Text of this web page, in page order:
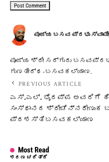
ಪೂಜ್ಯ ಬಸವ ಪ್ರಭು
ಪೂಜ್ಯ ಶ್ರೀ ಸದ್ಗುರು
ಗುಣತೀರ್ಥ-ಬಸವಕಲ್ಯಾಣ.
PREVIOUS ARTICLE
ಎಸ್.ಎಲ್. ಭೈರಪ್ಪ ಅವರಿಗೆ
ಸಂಸ್ಥಾನದ ಶ್ರೀಚೆನ್ನರೇಣುಕ
ಪ್ರಶಸ್ತಿ​ಬಸವಕಲ್ಯಾಣ
Most Read
ಶರಣ ಚರಿತ್ರೆ